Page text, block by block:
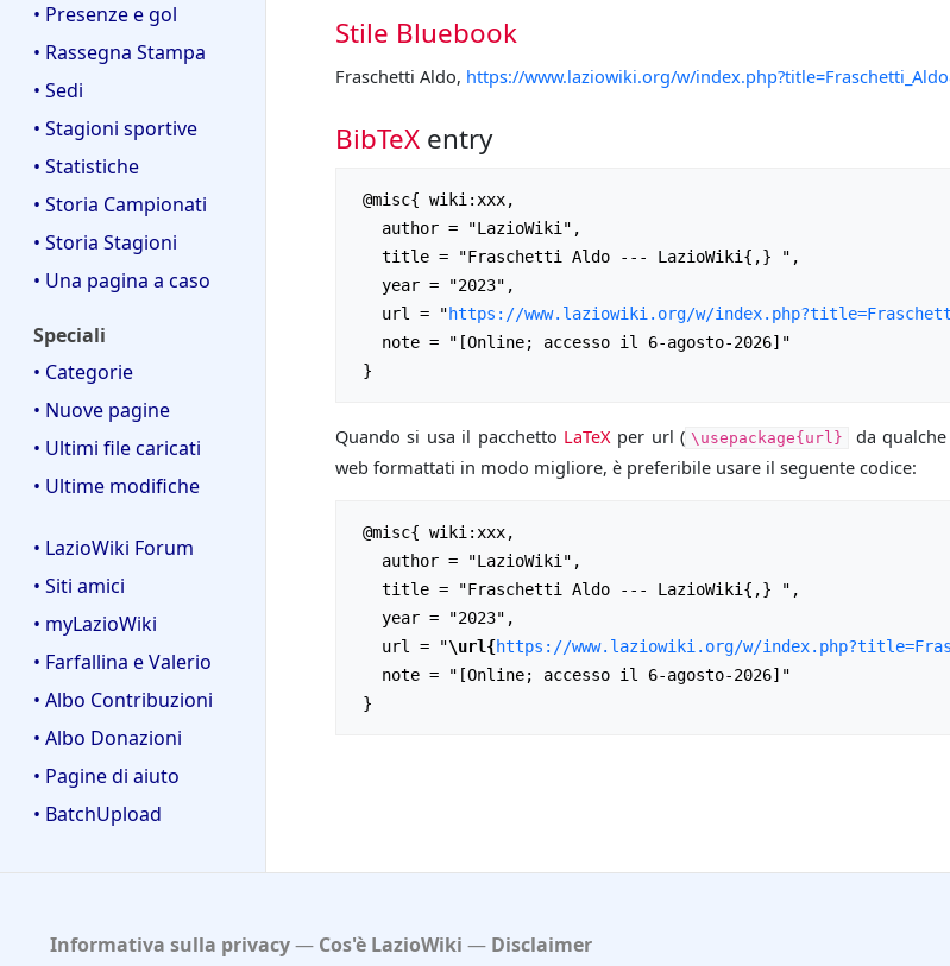
• Presenze e gol
• Rassegna Stampa
• Sedi
• Stagioni sportive
• Statistiche
• Storia Campionati
• Storia Stagioni
• Una pagina a caso
Speciali
• Categorie
• Nuove pagine
• Ultimi file caricati
• Ultime modifiche
• LazioWiki Forum
• Siti amici
• myLazioWiki
• Farfallina e Valerio
• Albo Contribuzioni
• Albo Donazioni
• Pagine di aiuto
• BatchUpload
Stile Bluebook
Fraschetti Aldo, https://www.laziowiki.org/w/
BibTeX entry
   url = "
https://www.laziowiki.org/w/
Quando si usa il pacchetto LaTeX per url ( \usepackage{url}
da
web formattati in modo migliore, è preferibile usare il seguente codice:
   url = "
\url{https://www.laziowiki.org/w/
Informativa sulla privacy Cos'è LazioWiki Disclaimer